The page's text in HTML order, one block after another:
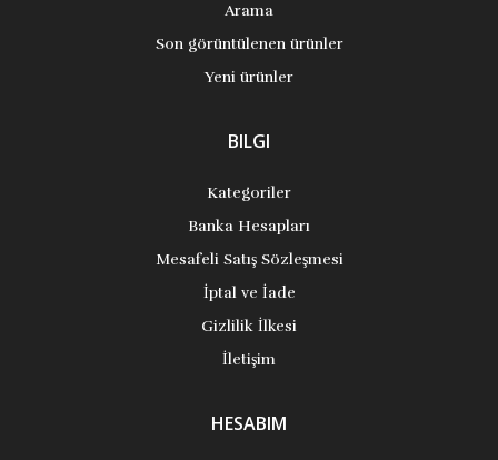
Arama
Son görüntülenen ürünler
Yeni ürünler
BILGI
Kategoriler
Banka Hesapları
Mesafeli Satış Sözleşmesi
İptal ve İade
Gizlilik İlkesi
İletişim
HESABIM